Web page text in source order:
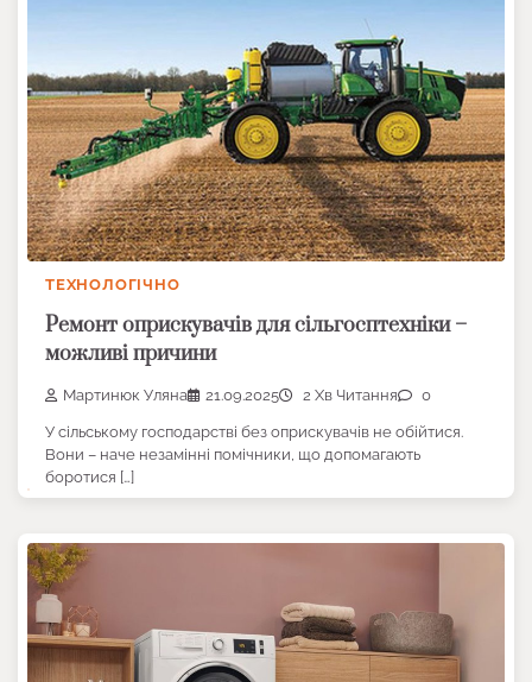
ТЕХНОЛОГІЧНО
Ремонт оприскувачів для сільгосптехніки –
можливі причини
Мартинюк Уляна 21.09.2025 2 Хв Читання 0
У сільському господарстві без оприскувачів не обійтися.
Вони – наче незамінні помічники, що допомагають
боротися […]